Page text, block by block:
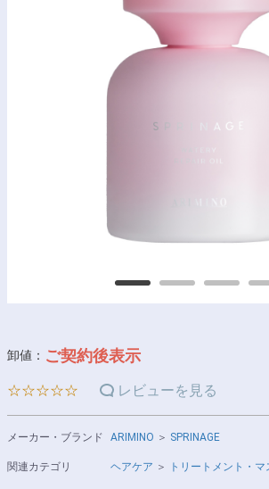
卸値： ご契約後表示
☆☆☆☆☆ レビューを見る
メーカー・ブランド ARIMINO ＞ SPRINAGE
関連カテゴリ ヘアケア ＞ トリートメント・マ